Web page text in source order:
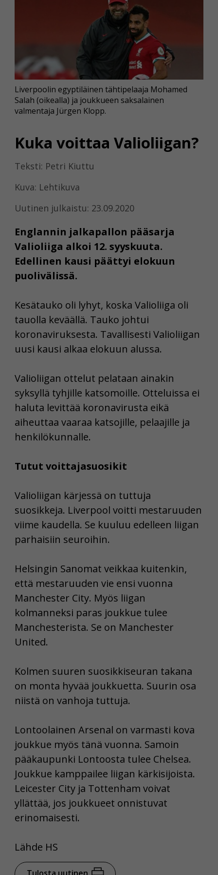
Kuka voittaa Valioliigan?
Teksti: Petri Kiuttu
Kuva: Lehtikuva
Uutinen julkaistu: 23.09.2020
Englannin jalkapallon pääsarja
Valioliiga alkoi 12. syyskuuta.
Edellinen kausi päättyi elokuun
puolivälissä.
Liverpoolin egyptiläinen tähtipelaaja Mohamed
Salah (oikealla) ja joukkueen saksalainen
valmentaja Jürgen Klopp.
Kesätauko oli lyhyt, koska Valioliiga oli
tauolla keväällä. Tauko johtui
koronaviruksesta. Tavallisesti Valioliigan
uusi kausi alkaa elokuun alussa.
Valioliigan ottelut pelataan ainakin
syksyllä tyhjille katsomoille. Otteluissa ei
haluta levittää koronavirusta eikä
aiheuttaa vaaraa katsojille, pelaajille ja
henkilökunnalle.
Tutut voittajasuosikit
Valioliigan kärjessä on tuttuja
suosikkeja. Liverpool voitti mestaruuden
viime kaudella. Se kuuluu edelleen liigan
parhaisiin seuroihin.
Helsingin Sanomat veikkaa kuitenkin,
että mestaruuden vie ensi vuonna
Manchester City. Myös liigan
kolmanneksi paras joukkue tulee
Manchesterista. Se on Manchester
United.
Kolmen suuren suosikkiseuran takana
on monta hyvää joukkuetta. Suurin osa
niistä on vanhoja tuttuja.
Lontoolainen Arsenal on varmasti kova
joukkue myös tänä vuonna. Samoin
pääkaupunki Lontoosta tulee Chelsea.
Joukkue kamppailee liigan kärkisijoista.
Leicester City ja Tottenham voivat
yllättää, jos joukkueet onnistuvat
erinomaisesti.
Lähde HS
Tulosta uutinen